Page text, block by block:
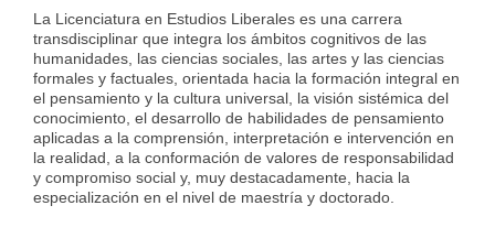
La Licenciatura en Estudios Liberales es una carrera
transdisciplinar que integra los ámbitos cognitivos de las
humanidades, las ciencias sociales, las artes y las ciencias
formales y factuales, orientada hacia la formación integral en
el pensamiento y la cultura universal, la visión sistémica del
conocimiento, el desarrollo de habilidades de pensamiento
aplicadas a la comprensión, interpretación e intervención en
la realidad, a la conformación de valores de responsabilidad
y compromiso social y, muy destacadamente, hacia la
especialización en el nivel de maestría y doctorado.